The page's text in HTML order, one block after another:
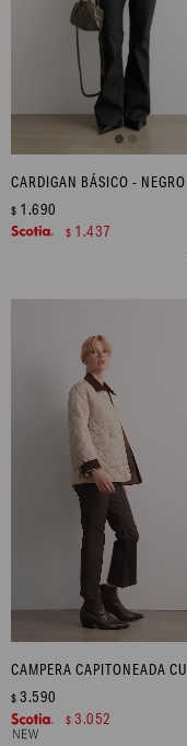
CARDIGAN BÁSICO - NEGRO
$ 1.690
$ 1.437
$ 3.590
$ 3.052